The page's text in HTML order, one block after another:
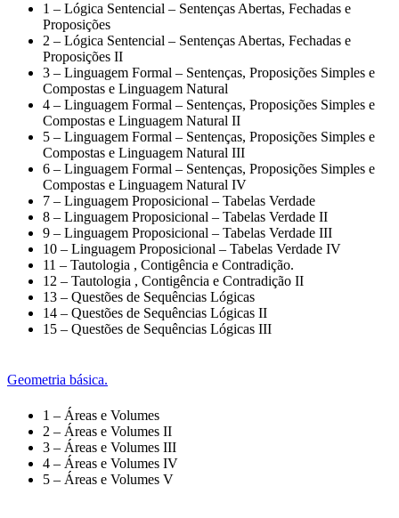
1 – Lógica Sentencial – Sentenças Abertas, Fechadas e
Proposições
2 – Lógica Sentencial – Sentenças Abertas, Fechadas e
Proposições II
3 – Linguagem Formal – Sentenças, Proposições Simples e
Compostas e Linguagem Natural
4 – Linguagem Formal – Sentenças, Proposições Simples e
Compostas e Linguagem Natural II
5 – Linguagem Formal – Sentenças, Proposições Simples e
Compostas e Linguagem Natural III
6 – Linguagem Formal – Sentenças, Proposições Simples e
Compostas e Linguagem Natural IV
7 – Linguagem Proposicional – Tabelas Verdade
8 – Linguagem Proposicional – Tabelas Verdade II
9 – Linguagem Proposicional – Tabelas Verdade III
10 – Linguagem Proposicional – Tabelas Verdade IV
11 – Tautologia , Contigência e Contradição.
12 – Tautologia , Contigência e Contradição II
13 – Questões de Sequências Lógicas
14 – Questões de Sequências Lógicas II
15 – Questões de Sequências Lógicas III
Geometria básica.
1 – Áreas e Volumes
2 – Áreas e Volumes II
3 – Áreas e Volumes III
4 – Áreas e Volumes IV
5 – Áreas e Volumes V